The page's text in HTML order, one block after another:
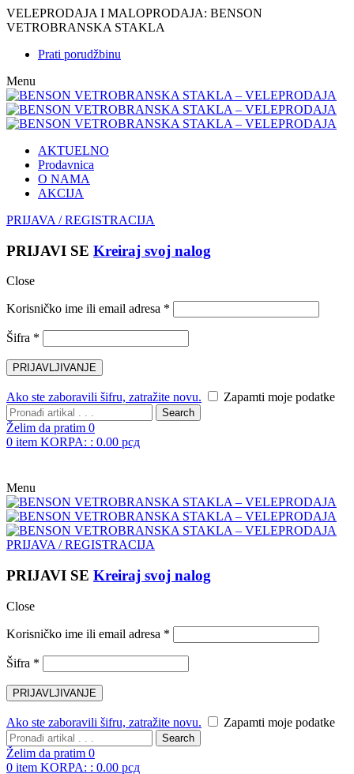
VELEPRODAJA I MALOPRODAJA: BENSON
VETROBRANSKA STAKLA
Prati porudžbinu
Menu
AKTUELNO
Prodavnica
O NAMA
AKCIJA
PRIJAVA / REGISTRACIJA
PRIJAVI SE Kreiraj svoj nalog
Close
Korisničko ime ili email adresa *
Šifra *
Ako ste zaboravili šifru, zatražite novu. Zapamti moje podatke
Search
Želim da pratim 0
0 item KORPA: : 0.00 рсд
Menu
PRIJAVA / REGISTRACIJA
PRIJAVI SE Kreiraj svoj nalog
Close
Korisničko ime ili email adresa *
Šifra *
Ako ste zaboravili šifru, zatražite novu. Zapamti moje podatke
Search
Želim da pratim 0
0 item KORPA: : 0.00 рсд